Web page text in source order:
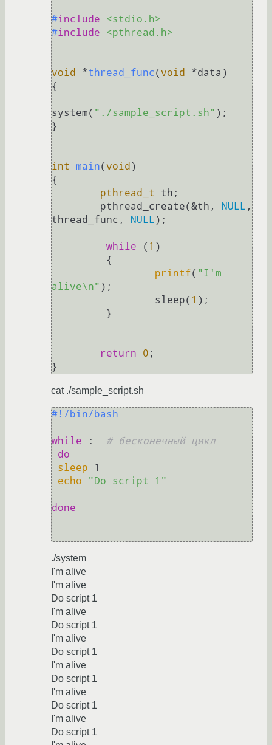
#include
<stdio.h>
#include <pthread.h>
void *thread_func (void
*data)
{
system( "./sample_script.sh" );
}
int main(void )
{
pthread_t
th;
        pthread_create(&th,
NULL ,
thread_func,
NULL);
while ( 1 )
printf( "I'm
alive\n" );
                 sleep(
1 );
return 0 ;
cat ./sample_script.sh
#!/bin/bash
while : # бесконечный цикл
do
sleep 1
echo
"Do script 1"
done
./system
I'm alive
I'm alive
Do script 1
I'm alive
Do script 1
I'm alive
Do script 1
I'm alive
Do script 1
I'm alive
Do script 1
I'm alive
Do script 1